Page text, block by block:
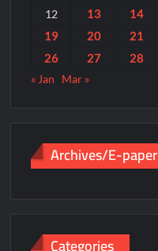
12 13 14
19
20 21
26
27 28
« Jan Mar »
Archives/E-paper